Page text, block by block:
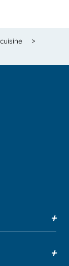
>
+
+